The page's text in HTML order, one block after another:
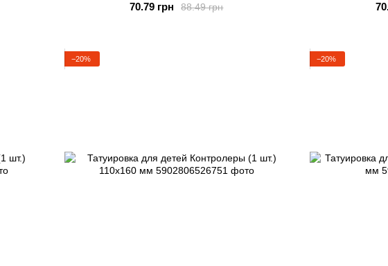
88.49 грн
70.79 грн
−20% −20%